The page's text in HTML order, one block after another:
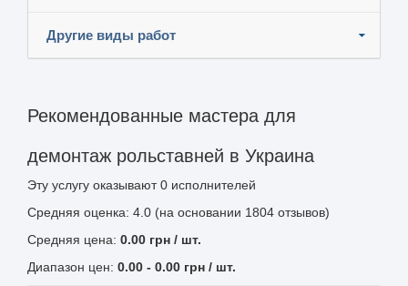
Другие виды работ
Рекомендованные мастера для
демонтаж рольставней в Украина
Эту услугу оказывают0 исполнителей
Средняя оценка: 4.0 (на основании 1804 отзывов)
Средняя цена: 0.00 грн / шт.
Диапазон цен: 0.00 - 0.00 грн / шт.